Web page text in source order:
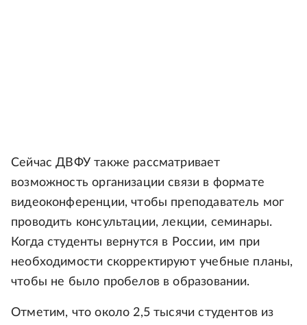
Сейчас ДВФУ также рассматривает
возможность организации связи в формате
видеоконференции, чтобы преподаватель мог
проводить консультации, лекции, семинары.
Когда студенты вернутся в России, им при
необходимости скорректируют учебные планы,
чтобы не было пробелов в образовании.
Отметим, что около 2,5 тысячи студентов из